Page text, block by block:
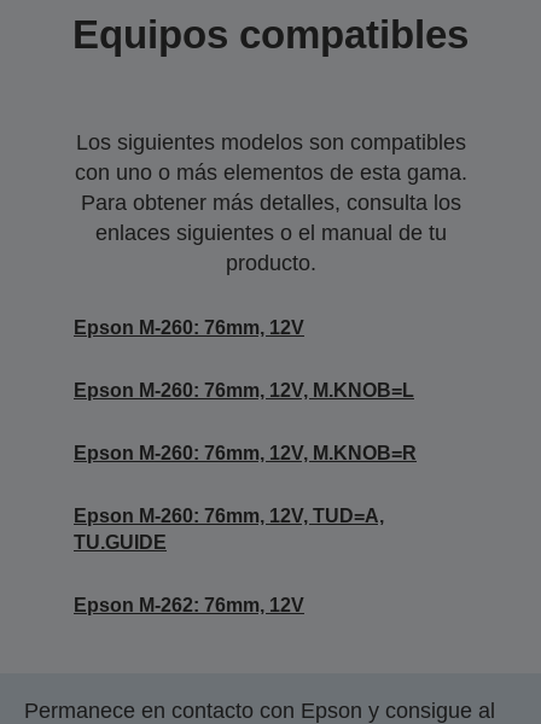
Equipos compatibles
Los siguientes modelos son compatibles
con uno o más elementos de esta gama.
Para obtener más detalles, consulta los
enlaces siguientes o el manual de tu
producto.
Epson M-260: 76mm, 12V
Epson M-260: 76mm, 12V, M.KNOB=L
Epson M-260: 76mm, 12V, M.KNOB=R
Epson M-260: 76mm, 12V, TUD=A,
TU.GUIDE
Epson M-262: 76mm, 12V
Permanece en contacto con Epson y consigue al